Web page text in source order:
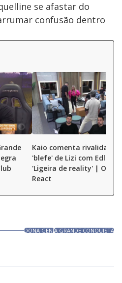
se afastar do
confusão dentro
Kaio comenta rivalidade e
'blefe' de Lizi com Edlaine:
'Ligeira de reality' | O
React
DONA GENIA GRANDE CONQUISTA